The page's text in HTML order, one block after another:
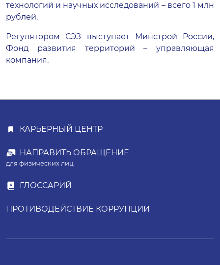
технологий и научных исследований – всего 1 млн
рублей.
Регулятором СЭЗ выступает Минстрой России,
Фонд развития территорий – управляющая
компания.
КАРЬЕРНЫЙ ЦЕНТР
НАПРАВИТЬ ОБРАЩЕНИЕ
для физических лиц
ГЛОССАРИЙ
ПРОТИВОДЕЙСТВИЕ КОРРУПЦИИ